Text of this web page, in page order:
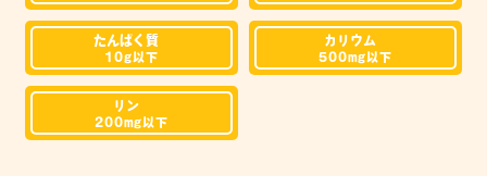
たんぱく質
10g以下
カリウム
500mg以下
リン
200mg以下